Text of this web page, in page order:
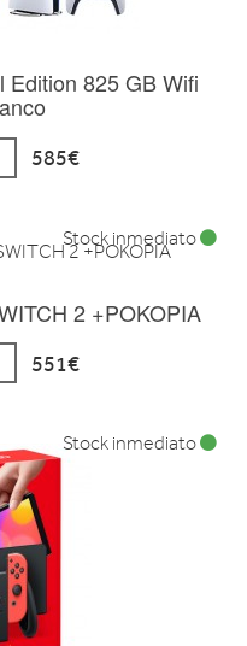
Edition 825 GB Wifi
585€
2 +POKOPIA
551€
Stock inmediato
Stock inmediato